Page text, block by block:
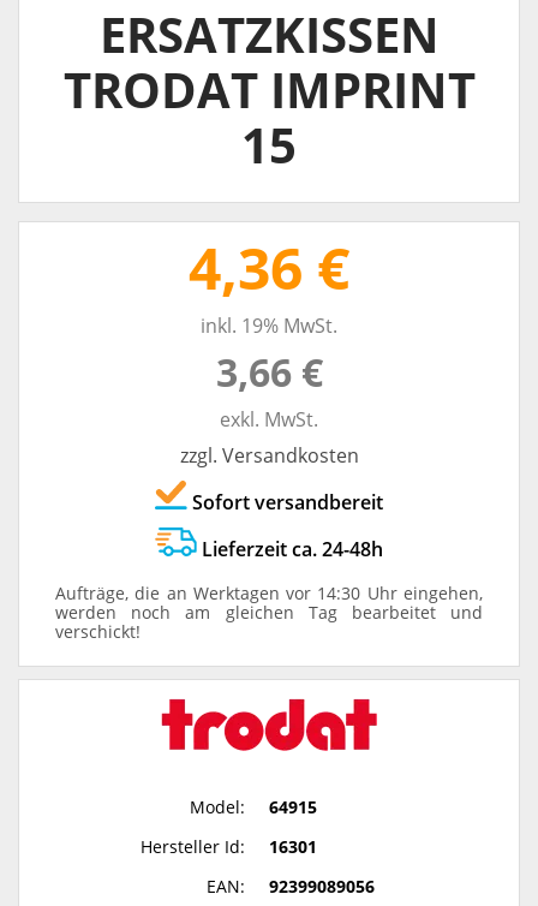
ERSATZKISSEN
TRODAT IMPRINT
15
4,36 €
inkl. 19% MwSt.
3,66 €
exkl. MwSt.
zzgl. Versandkosten
Sofort versandbereit
Lieferzeit ca. 24-48h
Aufträge, die an Werktagen vor 14:30 Uhr eingehen,
werden noch am gleichen Tag bearbeitet und
verschickt!
Model:
64915
Hersteller Id:
16301
EAN:
92399089056